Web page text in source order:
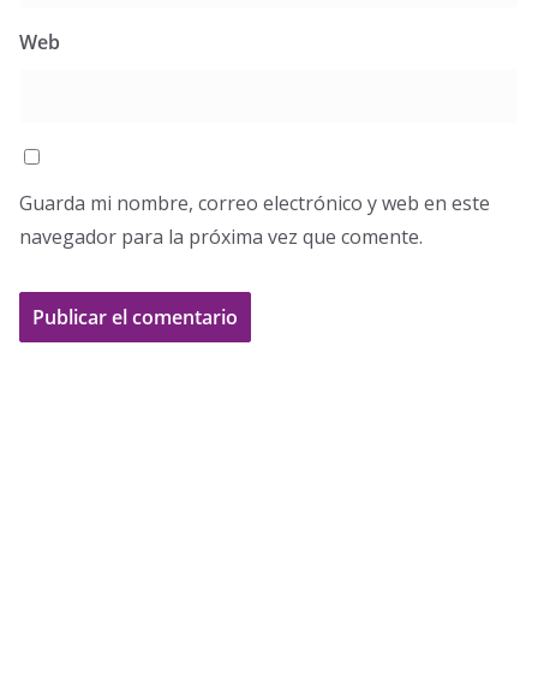
Web
Guarda mi nombre, correo electrónico y web en este
navegador para la próxima vez que comente.